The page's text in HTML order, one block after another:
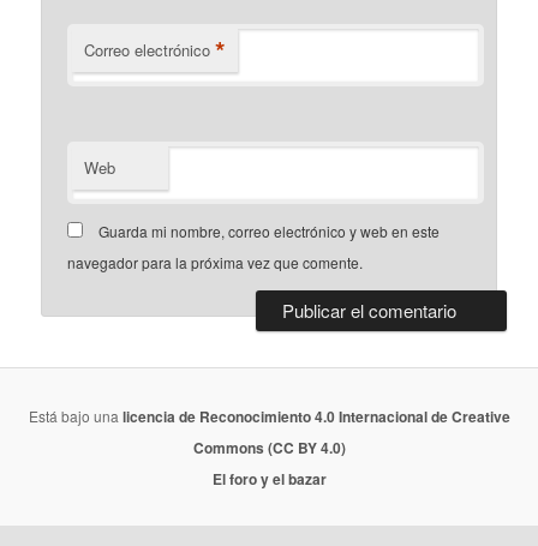
Correo electrónico *
Web
Guarda mi nombre, correo electrónico y web en este
navegador para la próxima vez que comente.
Está bajo una licencia de Reconocimiento 4.0 Internacional de Creative
Commons (CC BY 4.0)
El foro y el bazar